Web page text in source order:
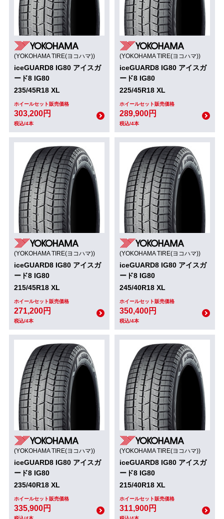
(YOKOHAMA TIRE(ヨコハマ))
iceGUARD8 IG80 アイスガ
ード8 IG80
235/45R18 XL
ホイールセット販売価格
303,200円
税込/4本
(YOKOHAMA TIRE(ヨコハマ))
iceGUARD8 IG80 アイスガ
ード8 IG80
225/45R18 XL
ホイールセット販売価格
289,900円
税込/4本
(YOKOHAMA TIRE(ヨコハマ))
iceGUARD8 IG80 アイスガ
ード8 IG80
215/45R18 XL
ホイールセット販売価格
271,200円
税込/4本
(YOKOHAMA TIRE(ヨコハマ))
iceGUARD8 IG80 アイスガ
ード8 IG80
245/40R18 XL
ホイールセット販売価格
350,400円
税込/4本
(YOKOHAMA TIRE(ヨコハマ))
iceGUARD8 IG80 アイスガ
ード8 IG80
235/40R18 XL
ホイールセット販売価格
335,900円
(YOKOHAMA TIRE(ヨコハマ))
iceGUARD8 IG80 アイスガ
ード8 IG80
215/40R18 XL
ホイールセット販売価格
311,900円